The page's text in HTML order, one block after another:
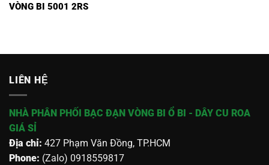
VÒNG BI 5001 2RS
LIÊN HỆ
NHÀ PHÂN PHỐI BẠC ĐẠN VÒNG BI Ổ BI - DÂY CU ROA
GIÁ SỈ
Địa chỉ: 427 Phạm Văn Đồng, TP.HCM
Phone: (Zalo) 0918559817